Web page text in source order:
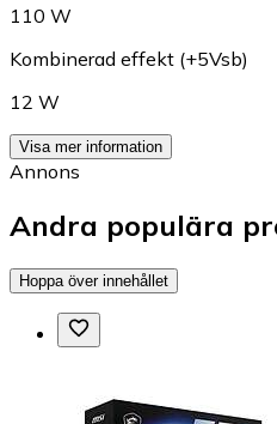
110 W
Kombinerad effekt (+5Vsb)
12 W
Visa mer information
Annons
Andra populära
Hoppa över innehållet